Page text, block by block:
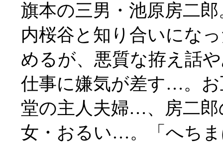
旗本の三男・池原房二
内桜谷と知り合いにな
めるが、悪質な拵え話
仕事に嫌気が差す…。
堂の主人夫婦…、房二
女・おるい…。「へち